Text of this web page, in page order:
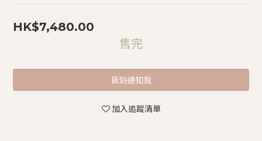
HK$7,480.00
售完
貨到通知我
加入追蹤清單